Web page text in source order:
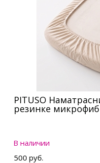
PITUSO
резинке
В наличии
500 руб.